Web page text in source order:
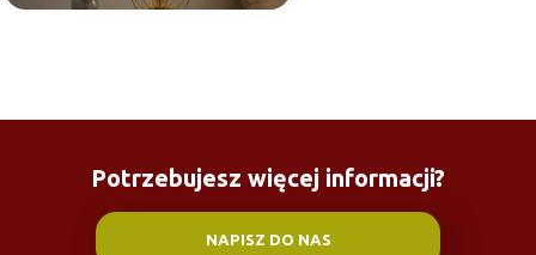
Potrzebujesz więcej informacji?
NAPISZ DO NAS